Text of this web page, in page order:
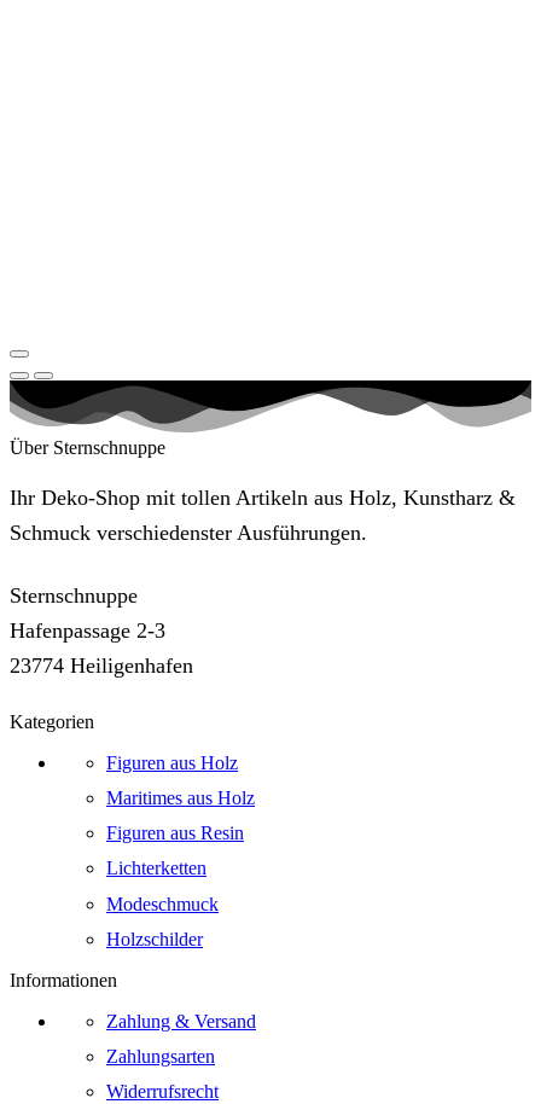
Über Sternschnuppe
Ihr Deko-Shop mit tollen Artikeln aus Holz, Kunstharz &
Schmuck verschiedenster Ausführungen.
Sternschnuppe
Hafenpassage 2-3
23774 Heiligenhafen
Kategorien
Figuren aus Holz
Maritimes aus Holz
Figuren aus Resin
Lichterketten
Modeschmuck
Holzschilder
Informationen
Zahlung & Versand
Zahlungsarten
Widerrufsrecht